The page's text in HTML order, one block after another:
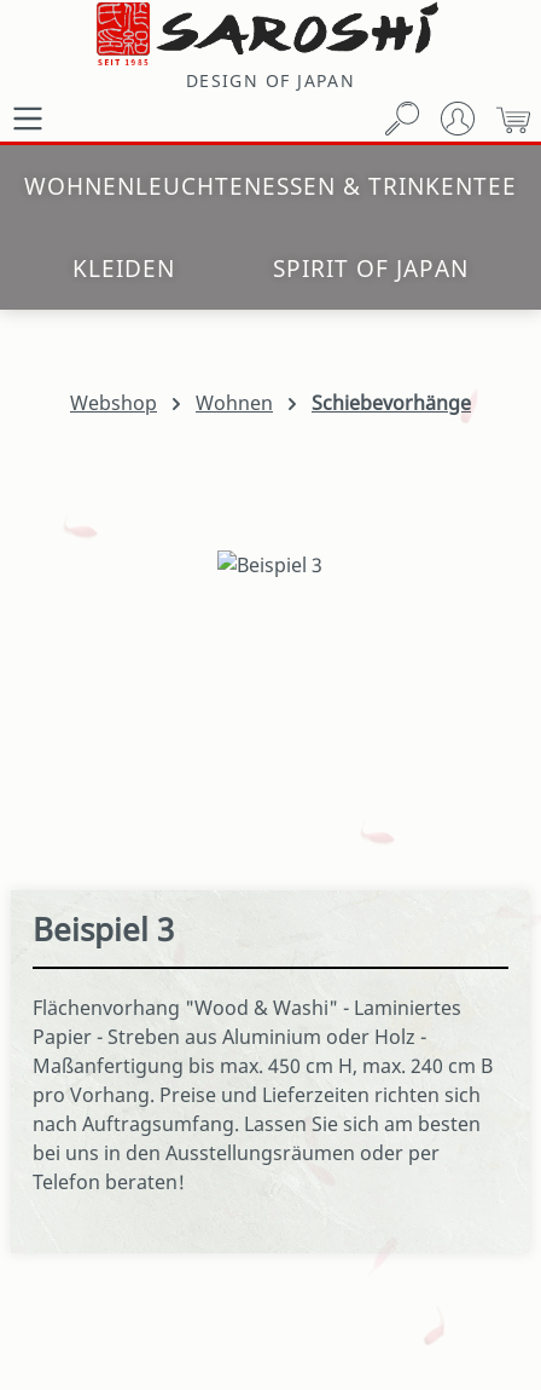
Zum Hauptinhalt springen
DESIGN OF JAPAN
WOHNENLEUCHTENESSEN & TRINKENTEE
KLEIDEN SPIRIT OF JAPAN
Webshop Wohnen Schiebevorhänge
Bildergalerie überspringen
Beispiel 3
Flächenvorhang "Wood & Washi" - Laminiertes
Papier - Streben aus Aluminium oder Holz -
Maßanfertigung bis max. 450 cm H, max. 240 cm B
pro Vorhang. Preise und Lieferzeiten richten sich
nach Auftragsumfang. Lassen Sie sich am besten
bei uns in den Ausstellungsräumen oder per
Telefon beraten!